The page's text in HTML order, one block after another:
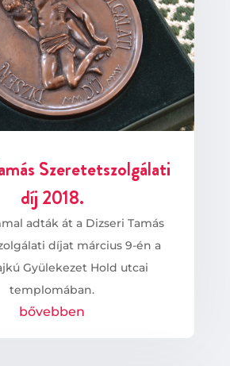
Szeretetszolgálati
díj 2018.
adták át a Dizseri Tamás
díjat március 9-én a
Gyülekezet Hold utcai
templomában.
bővebben